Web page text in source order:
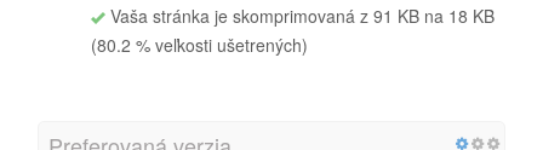
Vaša stránka je skomprimovaná z 91 KB na 18 KB
(80.2 % veľkosti ušetrených)